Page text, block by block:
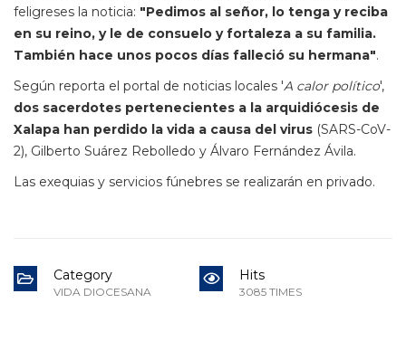
feligreses la noticia: "Pedimos al señor, lo tenga y reciba
en su reino, y le de consuelo y fortaleza a su familia.
También hace unos pocos días falleció su hermana".
Según reporta el portal de noticias locales 'A calor político',
dos sacerdotes pertenecientes a la arquidiócesis de
Xalapa han perdido la vida a causa del virus (SARS-CoV-
2), Gilberto Suárez Rebolledo y Álvaro Fernández Ávila.
Las exequias y servicios fúnebres se realizarán en privado.
Category
VIDA DIOCESANA
Hits
3085 TIMES